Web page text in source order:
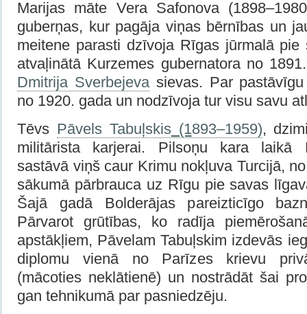
Marijas māte Vera Safonova
guberņas, kur pagāja viņas bērnības un
meitene parasti dzīvoja Rīgas jūrmalā pie
atvaļinātā Kurzemes gubernatora no
Dmitrija Sverbejevasievas. Par
no 1920. gada un nodzīvoja tur visu savu
Tēvs Pāvels Tabuļskis(1893–1959),
militārista karjerai. Pilsoņu kara laikā
sastāvā viņš caur Krimu nokļuva Turcijā,
sākumā pārbrauca uz Rīgu pie savas
Šajā gadā Bolderājas pareizticīgo
Pārvarot grūtības, ko radīja
apstākļiem, Pāvelam Tabuļskim izdevās
diplomu vienā no Parīzes krievu
(mācoties neklātienē) un nostrādāt šai
gan tehnikumā par pasniedzēju.